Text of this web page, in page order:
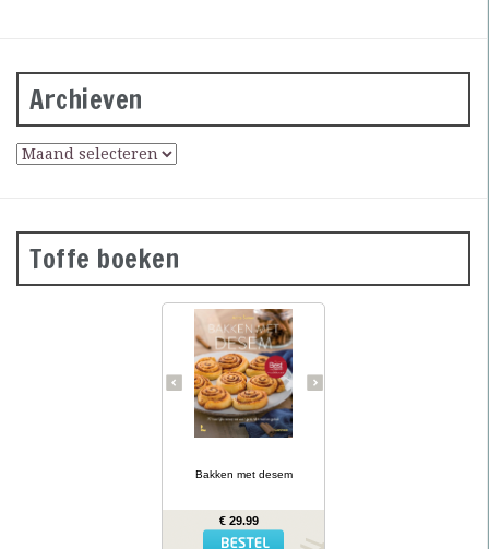
Archieven
Toffe boeken
Desembrood is
voedzaam, licht
verteerbaar, goed voor de
darmflora én superlekker.
In haar tweede prachtig
geïllustreerde bakboek
verklapt de Sloveense
Anita Sumer de geheimen
van het lekkere brood
brood met het
fougasse, naanbrood,
hamburgerbroodjes,
kaneelbollen, wafels en
Bakken met desem
€ 29.99